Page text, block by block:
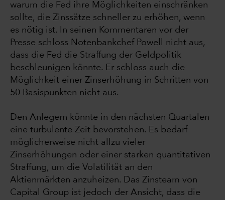
warum die Fed ihre Möglichkeiten einschränken
sollte, die Zinssätze schneller zu erhöhen, wenn
es nötig ist. In seinen Kommentaren vor der
Presse schloss Notenbankchef Powell nicht aus,
dass die Fed die Straffung der Geldpolitik
beschleunigen könnte. Er schloss auch die
Möglichkeit einer Zinserhöhung in Schritten von
50 Basispunkten nicht aus.
Den Anlegern könnte in den nächsten Quartalen
eine turbulente Zeit bevorstehen. Es bedarf
möglicherweise nicht allzu vieler
Zinserhöhungen oder einer starken quantitativen
Straffung, um die Volatilität an den
Aktienmärkten anzuheizen. Das Zinsteam von
Capital Group ist jedoch der Ansicht, dass die